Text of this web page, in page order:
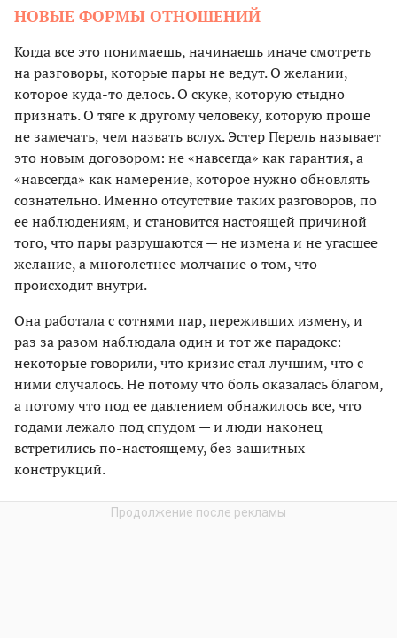
НОВЫЕ ФОРМЫ ОТНОШЕНИЙ
Когда все это понимаешь, начинаешь иначе смотреть
на разговоры, которые пары не ведут. О желании,
которое куда-то делось. О скуке, которую стыдно
признать. О тяге к другому человеку, которую проще
не замечать, чем назвать вслух. Эстер Перель называет
это новым договором: не «навсегда» как гарантия, а
«навсегда» как намерение, которое нужно обновлять
сознательно. Именно отсутствие таких разговоров, по
ее наблюдениям, и становится настоящей причиной
того, что пары разрушаются — не измена и не угасшее
желание, а многолетнее молчание о том, что
происходит внутри.
Она работала с сотнями пар, переживших измену, и
раз за разом наблюдала один и тот же парадокс:
некоторые говорили, что кризис стал лучшим, что с
ними случалось. Не потому что боль оказалась благом,
а потому что под ее давлением обнажилось все, что
годами лежало под спудом — и люди наконец
встретились по-настоящему, без защитных
конструкций.